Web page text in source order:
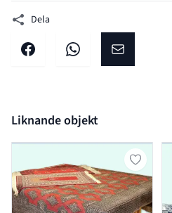
Dela
Dela på facebookDela på WhatsAppDela på E-post
Liknande objekt